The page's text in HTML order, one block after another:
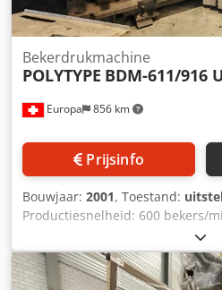
polyamidepoeder Diverse kleine
Europa 856 km
Bekerdrukmachine
POLYTYPE BDM-611/916
Prijsinfo
Bouwjaar: 2001, Toestand:
Productiesnelheid: 600 bekers/
BH-diameter: 60 mm Maximale
Minimale hoogte: 30 mm
Tellerstand: 25.731.666